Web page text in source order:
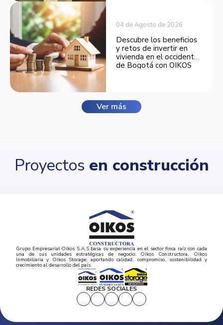
04 de Agosto de 2026
Descubre los beneficios
y retos de invertir en
vivienda en el occidente
de Bogotá con OIKOS
Ver más
Proyectos en construcción
Grupo Empresarial Oikos S.A.S basa su experiencia en el sector finca raíz con cada
una de sus unidades estratégicas de negocio: Oikos Constructora, Oikos
Inmobiliaria y Oikos Storage; aportando calidad, compromiso, sostenibilidad y
crecimiento al desarrollo del país.
REDES SOCIALES